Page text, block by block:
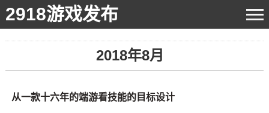
2918游戏发布
2018年8月
从一款十六年的端游看技能的目标设计